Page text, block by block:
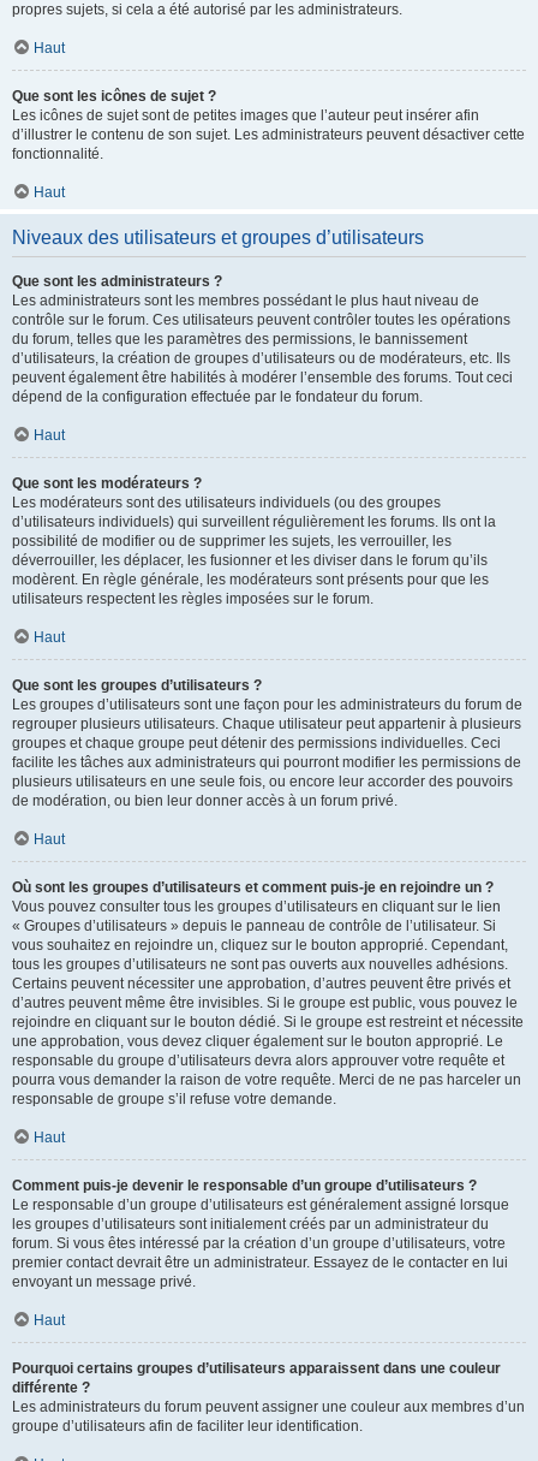
propres sujets, si cela a été autorisé par les administrateurs.
Haut
Que sont les icônes de sujet ?
Les icônes de sujet sont de petites images que l’auteur peut insérer afin
d’illustrer le contenu de son sujet. Les administrateurs peuvent désactiver cette
fonctionnalité.
Haut
Niveaux des utilisateurs et groupes d’utilisateurs
Que sont les administrateurs ?
Les administrateurs sont les membres possédant le plus haut niveau de
contrôle sur le forum. Ces utilisateurs peuvent contrôler toutes les opérations
du forum, telles que les paramètres des permissions, le bannissement
d’utilisateurs, la création de groupes d’utilisateurs ou de modérateurs, etc. Ils
peuvent également être habilités à modérer l’ensemble des forums. Tout ceci
dépend de la configuration effectuée par le fondateur du forum.
Haut
Que sont les modérateurs ?
Les modérateurs sont des utilisateurs individuels (ou des groupes
d’utilisateurs individuels) qui surveillent régulièrement les forums. Ils ont la
possibilité de modifier ou de supprimer les sujets, les verrouiller, les
déverrouiller, les déplacer, les fusionner et les diviser dans le forum qu’ils
modèrent. En règle générale, les modérateurs sont présents pour que les
utilisateurs respectent les règles imposées sur le forum.
Haut
Que sont les groupes d’utilisateurs ?
Les groupes d’utilisateurs sont une façon pour les administrateurs du forum de
regrouper plusieurs utilisateurs. Chaque utilisateur peut appartenir à plusieurs
groupes et chaque groupe peut détenir des permissions individuelles. Ceci
facilite les tâches aux administrateurs qui pourront modifier les permissions de
plusieurs utilisateurs en une seule fois, ou encore leur accorder des pouvoirs
de modération, ou bien leur donner accès à un forum privé.
Haut
Où sont les groupes d’utilisateurs et comment puis-je en rejoindre un ?
Vous pouvez consulter tous les groupes d’utilisateurs en cliquant sur le lien
« Groupes d’utilisateurs » depuis le panneau de contrôle de l’utilisateur. Si
vous souhaitez en rejoindre un, cliquez sur le bouton approprié. Cependant,
tous les groupes d’utilisateurs ne sont pas ouverts aux nouvelles adhésions.
Certains peuvent nécessiter une approbation, d’autres peuvent être privés et
d’autres peuvent même être invisibles. Si le groupe est public, vous pouvez le
rejoindre en cliquant sur le bouton dédié. Si le groupe est restreint et nécessite
une approbation, vous devez cliquer également sur le bouton approprié. Le
responsable du groupe d’utilisateurs devra alors approuver votre requête et
pourra vous demander la raison de votre requête. Merci de ne pas harceler un
responsable de groupe s’il refuse votre demande.
Haut
Comment puis-je devenir le responsable d’un groupe d’utilisateurs ?
Le responsable d’un groupe d’utilisateurs est généralement assigné lorsque
les groupes d’utilisateurs sont initialement créés par un administrateur du
forum. Si vous êtes intéressé par la création d’un groupe d’utilisateurs, votre
premier contact devrait être un administrateur. Essayez de le contacter en lui
envoyant un message privé.
Haut
Pourquoi certains groupes d’utilisateurs apparaissent dans une couleur
différente ?
Les administrateurs du forum peuvent assigner une couleur aux membres d’un
groupe d’utilisateurs afin de faciliter leur identification.